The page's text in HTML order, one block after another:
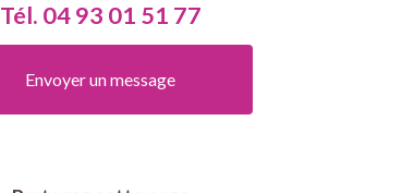
Tél. 04 93 01 51 77
Envoyer un message